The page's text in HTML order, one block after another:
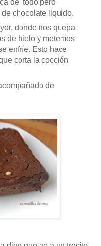
del todo pero
chocolate liquido.
donde nos quepa
de hielo y metemos
enfríe. Esto hace
corta la cocción
de